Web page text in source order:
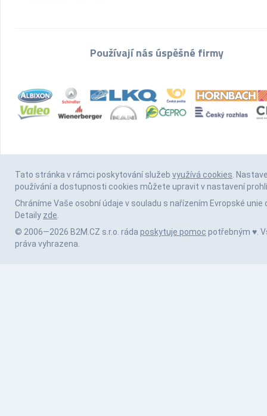
Používají nás úspěšné firmy
Tato stránka v rámci poskytování služeb využívá cookies.
používání a dostupnosti cookies můžete upravit v nastavení
Chráníme Vaše osobní údaje v souladu s nařízením Evropské unie
Detaily zde.
© 2006—2026 B2M.CZ s.r.o. ráda poskytuje pomoc potřebným ♥️.
práva vyhrazena.